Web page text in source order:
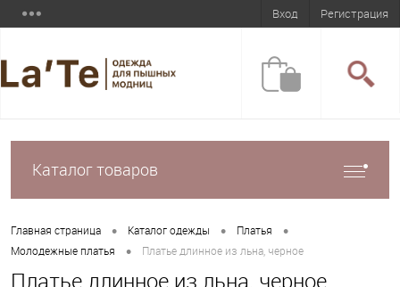
Вход Регистрация
Каталог товаров
Главная страница • Каталог одежды • Платья •
Молодежные платья • Платье длинное из льна, черное
Платье длинное из льна, черное